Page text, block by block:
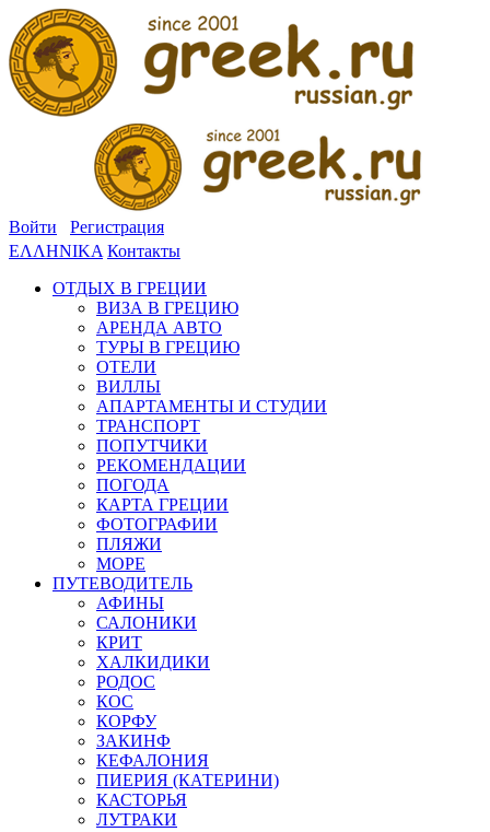
Войти
Регистрация
ΕΛΛΗΝΙΚΑ Контакты
ОТДЫХ В ГРЕЦИИ
ВИЗА В ГРЕЦИЮ
АРЕНДА АВТО
ТУРЫ В ГРЕЦИЮ
ОТЕЛИ
ВИЛЛЫ
АПАРТАМЕНТЫ И СТУДИИ
ТРАНСПОРТ
ПОПУТЧИКИ
РЕКОМЕНДАЦИИ
ПОГОДА
КАРТА ГРЕЦИИ
ФОТОГРАФИИ
ПЛЯЖИ
МОРЕ
ПУТЕВОДИТЕЛЬ
АФИНЫ
САЛОНИКИ
КРИТ
ХАЛКИДИКИ
РОДОС
КОС
КОРФУ
ЗАКИНФ
КЕФАЛОНИЯ
ПИЕРИЯ (КАТЕРИНИ)
КАСТОРЬЯ
ЛУТРАКИ